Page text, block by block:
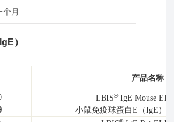
个月
）
产品名称
LBIS®IgE Mouse
小鼠免疫球蛋白E（IgE）